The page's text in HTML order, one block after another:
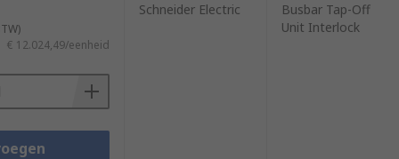
€ 12.024,49/eenheid
Schneider Electric
Busbar Tap-Off
Unit Interlock